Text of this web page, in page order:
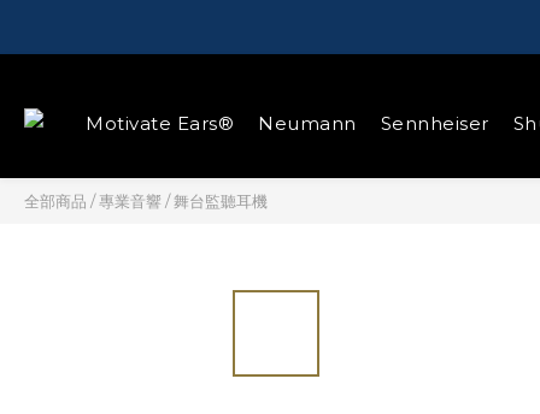
Motivate Ears® Neumann Sennheiser
全部商品 /專業音響 /舞台監聽耳機